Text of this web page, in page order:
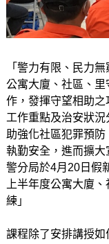
「警力有限、民力
公寓大廈、社區、
作，發揮守望相助
工作重點及治安狀
助強化社區犯罪預
執勤安全，進而擴
警分局於4月20日假
上半年度公寓大廈
練」
課程除了安排講授